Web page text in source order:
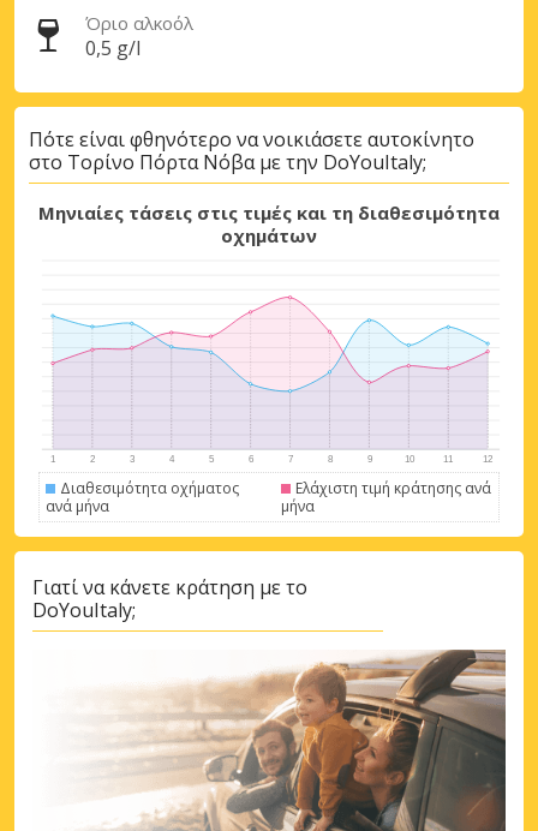
Μεγάλες εξοικονομήσεις
προσφορές συνεργατών
Σύνδεση με eLink
Όριο αλκοόλ
0,5 g/l
Πότε είναι φθηνότερο να νοικιάσετε αυτοκίνητο
στο Τορίνο Πόρτα Νόβα με την DoYouItaly;
Μηνιαίες τάσεις στις τιμές και τη διαθεσιμότητα
οχημάτων
Διαθεσιμότητα οχήματος
ανά μήνα
Ελάχιστη τιμή κράτησης ανά
μήνα
Γιατί να κάνετε κράτηση με το
DoYouItaly;